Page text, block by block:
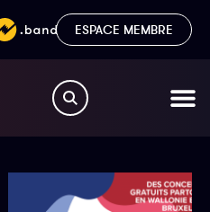
ESPACE MEMBRE